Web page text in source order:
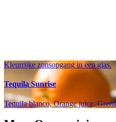
Kleurrijke zonsopgang in een glas.
Tequila Sunrise
Tequila blanco, Orange juice,